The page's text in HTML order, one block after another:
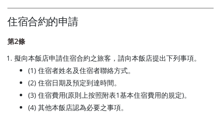
住宿合約的申請
第2條
擬向本飯店申請住宿合約之旅客，請向本飯店提出下列事項。
(1) 住宿者姓名及住宿者聯絡方式。
(2) 住宿日期及預定到達時間。
(3) 住宿費用(原則上按照附表1基本住宿費用的規定)。
(4) 其他本飯店認為必要之事項。